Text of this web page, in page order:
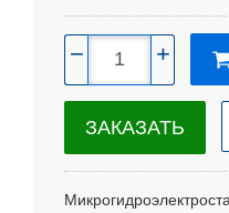
− +
ЗАКАЗАТЬ